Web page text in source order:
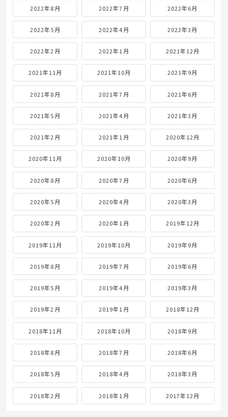
2022年8月 2022年7月 2022年6月
2022年5月 2022年4月 2022年3月
2022年2月 2022年1月 2021年12月
2021年11月 2021年10月 2021年9月
2021年8月 2021年7月 2021年6月
2021年5月 2021年4月 2021年3月
2021年2月 2021年1月 2020年12月
2020年11月 2020年10月 2020年9月
2020年8月 2020年7月 2020年6月
2020年5月 2020年4月 2020年3月
2020年2月 2020年1月 2019年12月
2019年11月 2019年10月 2019年9月
2019年8月 2019年7月 2019年6月
2019年5月 2019年4月 2019年3月
2019年2月 2019年1月 2018年12月
2018年11月 2018年10月 2018年9月
2018年8月 2018年7月 2018年6月
2018年5月 2018年4月 2018年3月
2018年2月 2018年1月 2017年12月